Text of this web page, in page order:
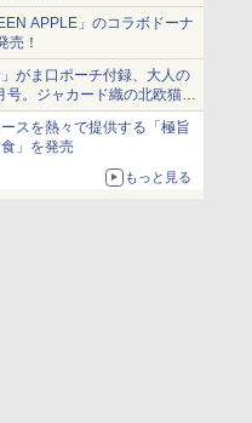
APPLE」のコラボドーナ
売！
」がま口ポーチ付録、大人の
号。ジャカード織の北欧猫デ
スを熱々で提供する「極旨
」を発売
もっと見る